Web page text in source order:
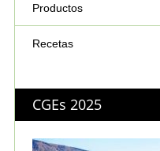
Productos
Recetas
CGEs 2025